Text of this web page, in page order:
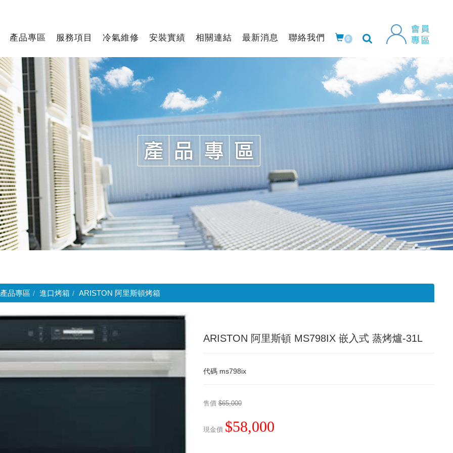
產品專區 服務項目 冷氣維修 安裝實績 相關連結 最新消息 聯絡我們 0
產品專區 進口烤箱 ARISTON 阿里斯頓烤箱
ARISTON 阿里斯頓 MS798IX 嵌入式 蒸烤爐-31L
代碼 ms798ix
售價 $65,000
現金價 $58,000